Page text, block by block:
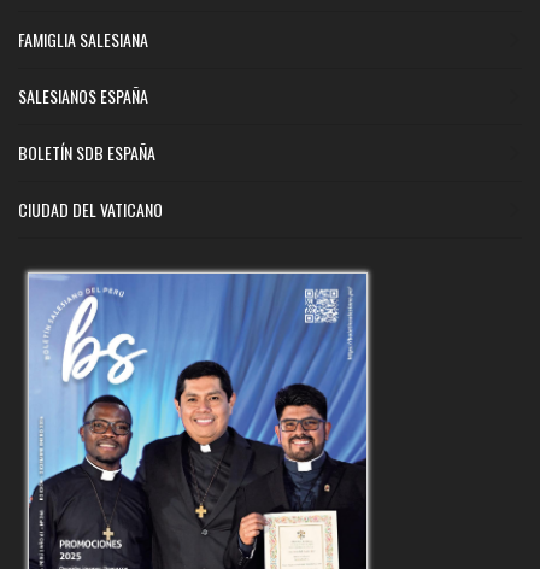
FAMIGLIA SALESIANA
SALESIANOS ESPAÑA
BOLETÍN SDB ESPAÑA
CIUDAD DEL VATICANO